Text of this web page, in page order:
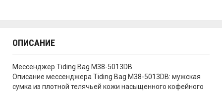
ОПИСАНИЕ
Мессенджер Tiding Bag M38-5013DB
Описание мессенджера Tiding Bag M38-5013DB: мужская
сумка из плотной телячьей кожи насыщенного кофейного